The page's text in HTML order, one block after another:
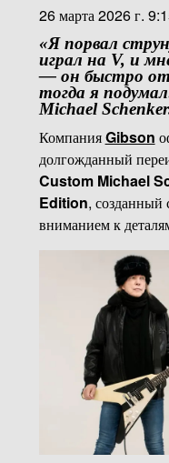
26 марта 2026 г.
«Я порвал
играл на V, и
— он быстро
тогда я
Michael Schenker
КомпанияGibson
долгожданный
Custom Michael
Edition, созданный
вниманием к